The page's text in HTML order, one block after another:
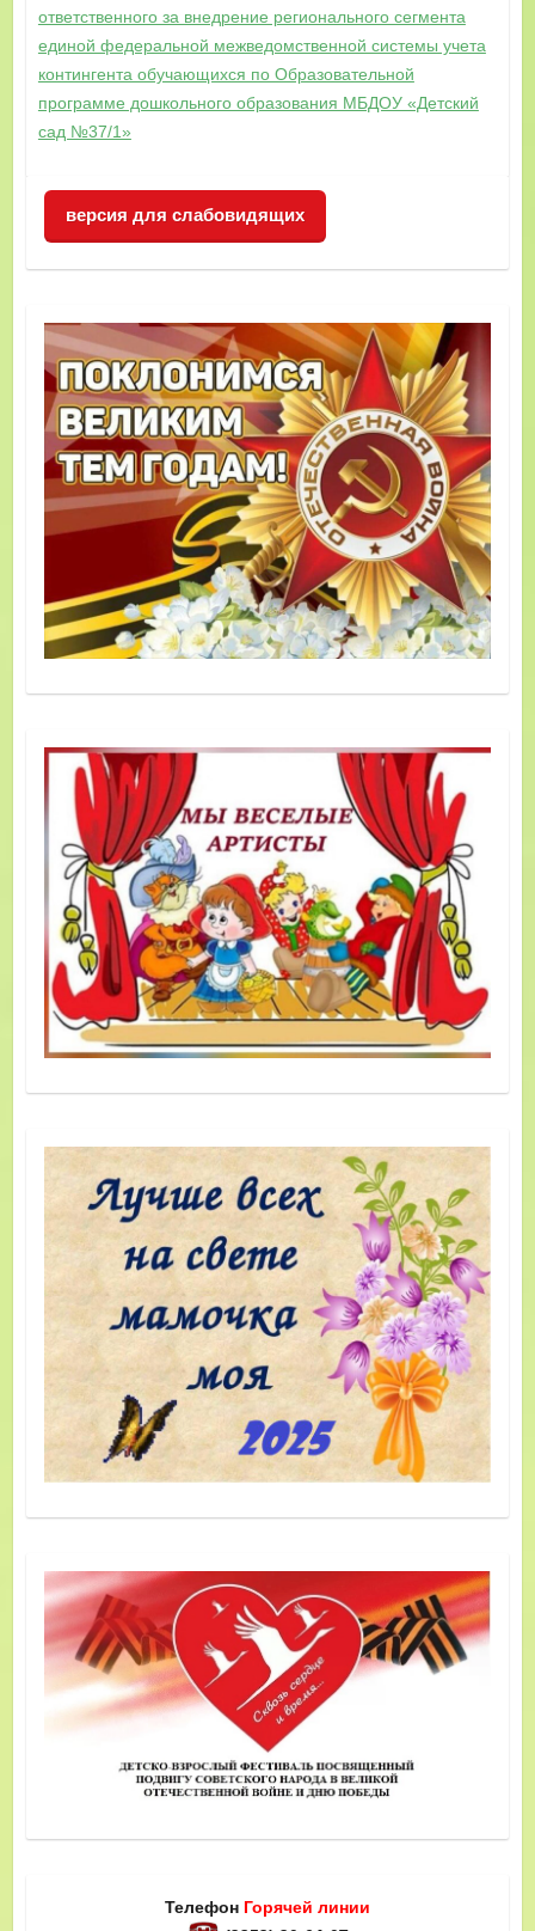
ответственного за внедрение регионального сегмента
единой федеральной межведомственной системы учета
контингента обучающихся по Образовательной
программе дошкольного образования МБДОУ «Детский
сад №37/1»
версия для слабовидящих
Телефон Горячей линии